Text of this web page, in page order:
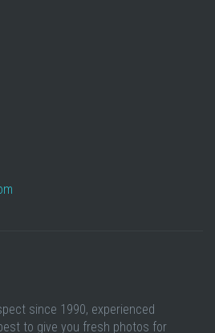
since 1990, experienced
to give you fresh photos for